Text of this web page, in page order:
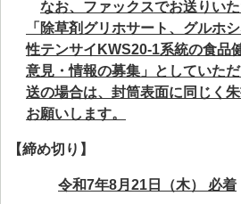
なお、ファックスでお送りい
「除草剤グリホサート、グルホ
性テンサイKWS20-1系統の食品
意見・情報の募集」としていた
送の場合は、封筒表面に同じく
お願いします。
【締め切り】
令和7年8月21日（木） 必着